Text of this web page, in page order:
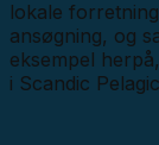
lokale
ansøgning, og
eksempel
i Scandic